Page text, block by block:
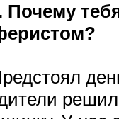
Почему